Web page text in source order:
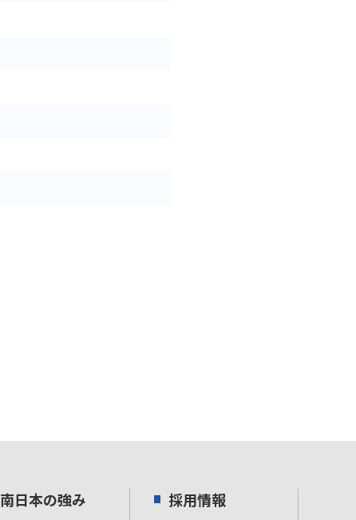
南日本の強み 採用情報